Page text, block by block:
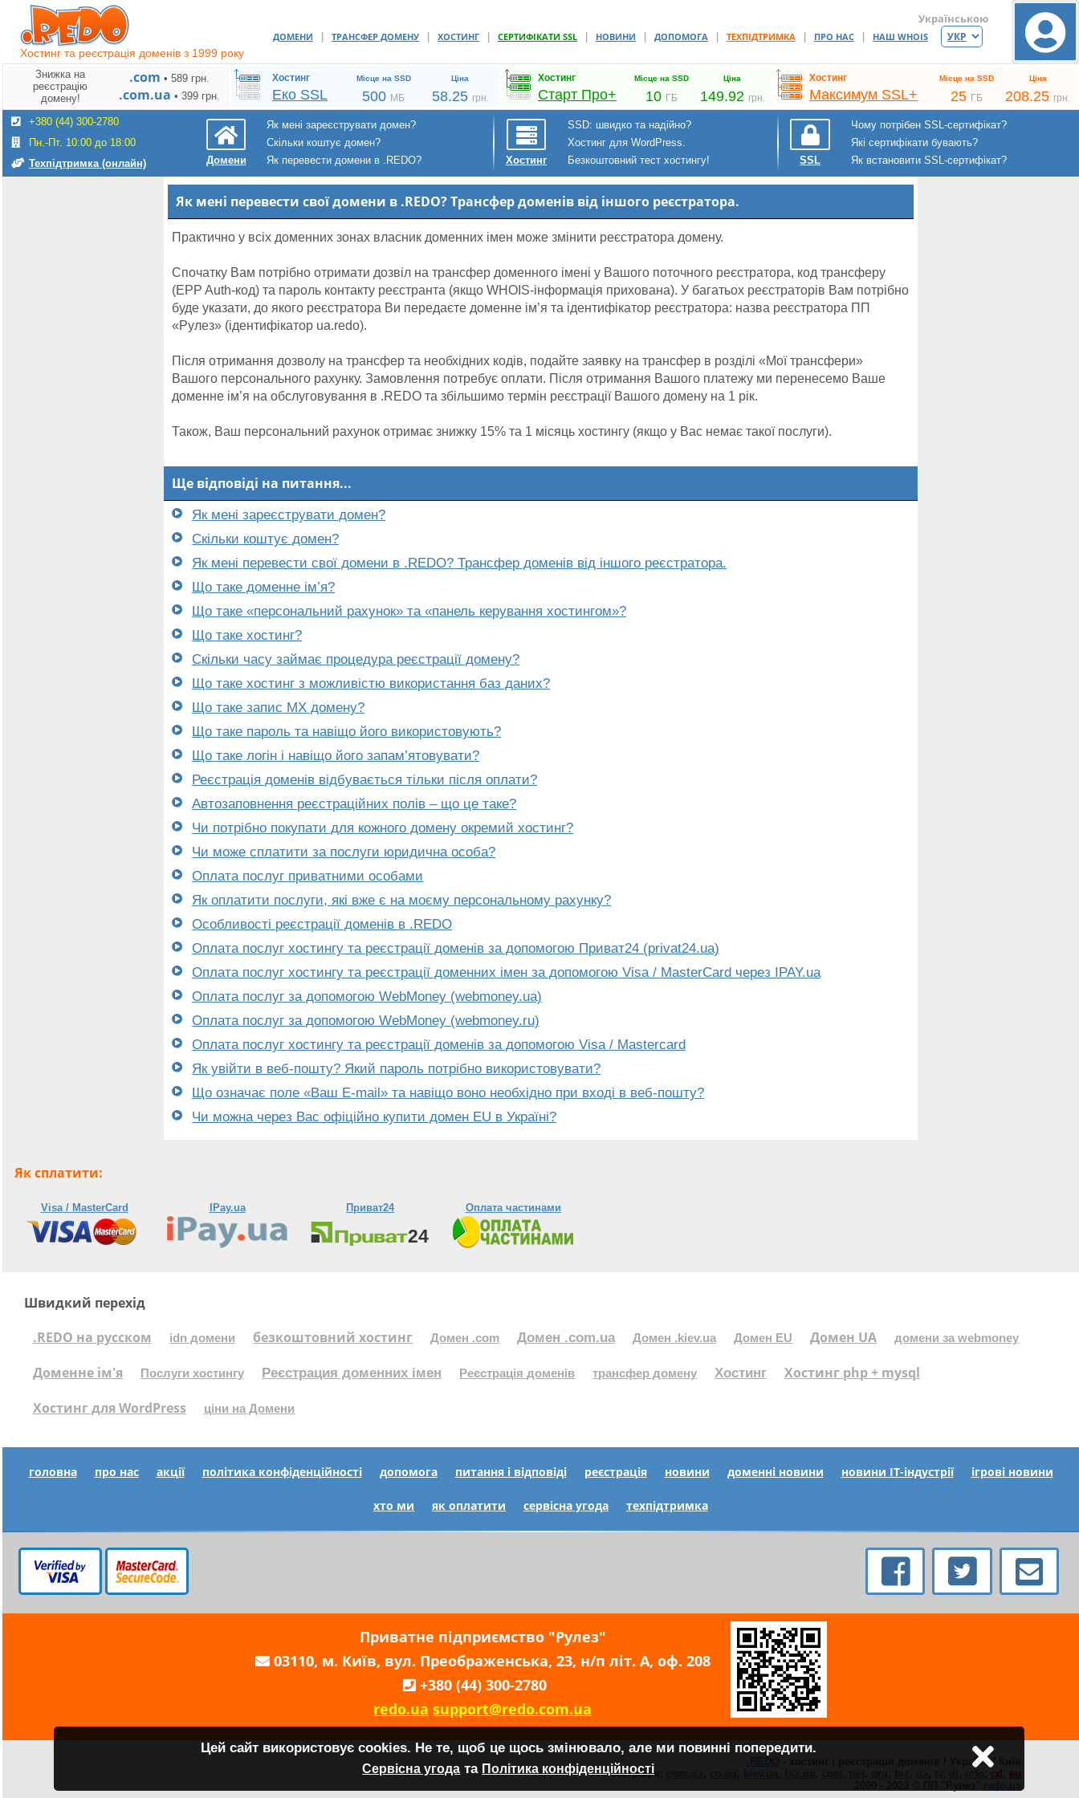
Хостинг та реєстрація доменів з 1999 року
ДОМЕНИ | ТРАНСФЕР ДОМЕНУ | ХОСТИНГ | СЕРТИФІКАТИ SSL | НОВИНИ | ДОПОМОГА | ТЕХПІДТРИМКА | ПРО НАС | НАШ WHOIS
Українською
Знижка на
реєстрацію
домену!
.com • 589 грн.
.com.ua • 399 грн.
Хостинг
Еко SSL
Місце на SSD Ціна
500 МБ 58.25 грн.
Хостинг
Старт Про+
Місце на SSD Ціна
10 ГБ 149.92 грн.
Хостинг
Максимум SSL+
Місце на SSD Ціна
25 ГБ 208.25 грн.
+380 (44) 300-2780
Пн.-Пт. 10:00 до 18:00
Техпідтримка (онлайн)
Домени
Як мені зареєструвати домен?
Скільки коштує домен?
Як перевести домени в .REDO?
Хостинг
SSD: швидко та надійно?
Хостинг для WordPress.
Безкоштовний тест хостингу!
SSL
Чому потрібен SSL-сертифікат?
Які сертифікати бувають?
Як встановити SSL-сертифікат?
Як мені перевести свої домени в .REDO? Трансфер доменів від іншого реєстратора.
Практично у всіх доменних зонах власник доменних імен може змінити реєстратора домену.
Спочатку Вам потрібно отримати дозвіл на трансфер доменного імені у Вашого поточного реєстратора, код трансферу
(EPP Auth-код) та пароль контакту реєстранта (якщо WHOIS-інформація прихована). У багатьох реєстраторів Вам потрібно
буде указати, до якого реєстратора Ви передаєте доменне ім’я та ідентифікатор реєстратора: назва реєстратора ПП
«Рулез» (ідентифікатор ua.redo).
Після отримання дозволу на трансфер та необхідних кодів, подайте заявку на трансфер в розділі «Мої трансфери»
Вашого персонального рахунку. Замовлення потребує оплати. Після отримання Вашого платежу ми перенесемо Ваше
доменне ім’я на обслуговування в .REDO та збільшимо термін реєстрації Вашого домену на 1 рік.
Також, Ваш персональний рахунок отримає знижку 15% та 1 місяць хостингу (якщо у Вас немає такої послуги).
Ще відповіді на питання...
Як мені зареєструвати домен?
Скільки коштує домен?
Як мені перевести свої домени в .REDO? Трансфер доменів від іншого реєстратора.
Що таке доменне ім’я?
Що таке «персональний рахунок» та «панель керування хостингом»?
Що таке хостинг?
Скільки часу займає процедура реєстрації домену?
Що таке хостинг з можливістю використання баз даних?
Що таке запис MX домену?
Що таке пароль та навіщо його використовують?
Що таке логін і навіщо його запам’ятовувати?
Реєстрація доменів відбувається тільки після оплати?
Автозаповнення реєстраційних полів – що це таке?
Чи потрібно покупати для кожного домену окремий хостинг?
Чи може сплатити за послуги юридична особа?
Оплата послуг приватними особами
Як оплатити послуги, які вже є на моєму персональному рахунку?
Особливості реєстрації доменів в .REDO
Оплата послуг хостингу та реєстрації доменів за допомогою Приват24 (privat24.ua)
Оплата послуг хостингу та реєстрації доменних імен за допомогою Visa / MasterCard через IPAY.ua
Оплата послуг за допомогою WebMoney (webmoney.ua)
Оплата послуг за допомогою WebMoney (webmoney.ru)
Оплата послуг хостингу та реєстрації доменів за допомогою Visa / Mastercard
Як увійти в веб-пошту? Який пароль потрібно використовувати?
Що означає поле «Ваш E-mail» та навіщо воно необхідно при вході в веб-пошту?
Чи можна через Вас офіційно купити домен EU в Україні?
Як сплатити:
Visa / MasterCard IPay.ua Приват24 Оплата частинами
Швидкий перехід
.REDO на русском
idn домени безкоштовний хостинг Домен .com Домен .com.ua Домен .kiev.ua Домен EU Домен UA домени за webmoney
Доменне ім'я Послуги хостингу Реєстрация доменних імен Реєстрація доменів трансфер домену Хостинг
Хостинг php + mysql
Хостинг для WordPress
ціни на Домени
головна про нас акції політика конфіденційності допомога питання і відповіді реєстрація новини доменні новини новини IT-індустрії ігрові новини
хто ми як оплатити сервісна угода техпідтримка
Приватне підприємство "Рулез"
03110, м. Київ, вул. Преображенська, 23, н/п літ. А, оф. 208
+380 (44) 300-2780
redo.ua support@redo.com.ua
- хостинг і реєстрація доменів / Україна / Київ
Реєстрація:
cd
eu
Цей сайт використовує cоokies. Не те, щоб це щось змінювало, але ми повинні попередити.
Сервісна угода та Політика конфіденційності